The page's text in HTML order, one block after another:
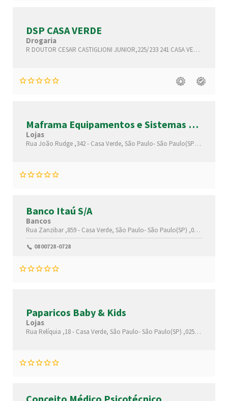
DSP CASA VERDE
Drogaria
R DOUTOR CESAR CASTIGLIONI JUNIOR,225/233 241 CASA VERDE,
Maframa Equipamentos e Sistemas de
Segurança
Lojas
Rua João Rudge ,342 - Casa Verde, São Paulo-São Paulo(SP) ,02513020
Banco Itaú S/A
Bancos
Rua Zanzibar ,859 - Casa Verde, São Paulo-São Paulo(SP) ,02512010
0800728-0728
Paparicos Baby & Kids
Lojas
Rua Relíquia ,18 - Casa Verde, São Paulo-São Paulo(SP) ,02517000